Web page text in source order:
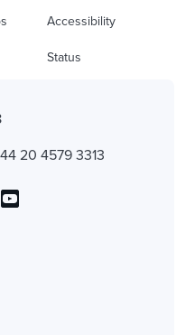
Accessibility
Status
20 4579 3313